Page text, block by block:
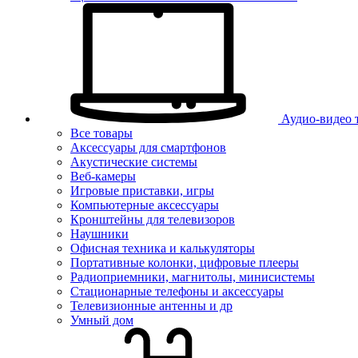
Аудио-видео
Все товары
Аксессуары для смартфонов
Акустические системы
Веб-камеры
Игровые приставки, игры
Компьютерные аксессуары
Кронштейны для телевизоров
Наушники
Офисная техника и калькуляторы
Портативные колонки, цифровые плееры
Радиоприемники, магнитолы, минисистемы
Стационарные телефоны и аксессуары
Телевизионные антенны и др
Умный дом